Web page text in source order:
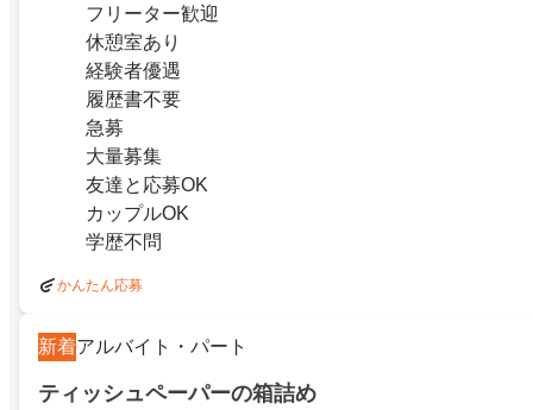
フリーター歓迎
休憩室あり
経験者優遇
履歴書不要
急募
大量募集
友達と応募OK
カップルOK
学歴不問
かんたん応募
新着アルバイト・パート
ティッシュペーパーの箱詰め